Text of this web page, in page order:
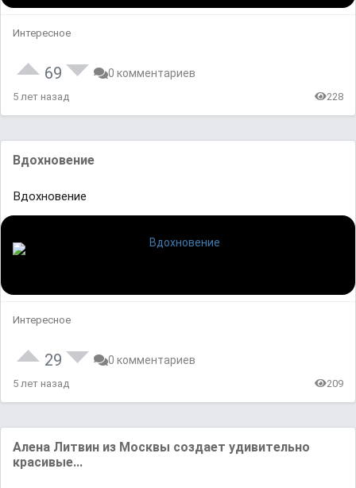
Интересное
69 0 комментариев
5 лет назад 228
Вдохновение
Вдохновение
Интересное
29 0 комментариев
5 лет назад 209
Алена Литвин из Москвы создает удивительно
красивые...